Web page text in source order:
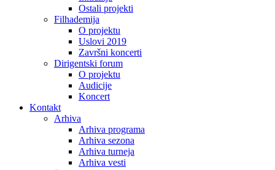
Ostali projekti
Filhademija
O projektu
Uslovi 2019
Završni koncerti
Dirigentski forum
O projektu
Audicije
Koncert
Kontakt
Arhiva
Arhiva programa
Arhiva sezona
Arhiva turneja
Arhiva vesti